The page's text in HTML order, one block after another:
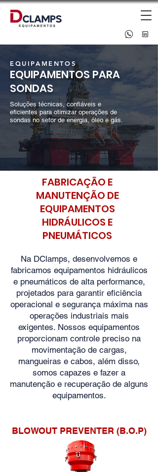
EQUIPAMENTOS
EQUIPAMENTOS PARA
SONDAS
Soluções técnicas, confiáveis e
eficientes para otimizar operações de
sondas no setor de energia, óleo e gás.
FABRICAÇÃO E
MANUTENÇÃO DE
EQUIPAMENTOS
HIDRÁULICOS E
PNEUMÁTICOS
Na DClamps, desenvolvemos e
fabricamos equipamentos hidráulicos
e pneumáticos de alta performance,
projetados para garantir eficiência
operacional e segurança máxima nas
operações industriais mais
exigentes. Nossos equipamentos
proporcionam controle preciso na
movimentação de cargas,
mangueiras e cabos, além disso,
somos capazes e fazer a
manutenção e recuperação de alguns
equipamentos.
BLOWOUT PREVENTER (B.O.P)